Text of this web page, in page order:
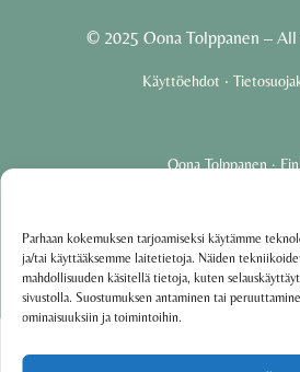
Parhaan kokemuksen tarjoamiseksi käytämme
ja/tai käyttääksemme laitetietoja. Näiden
mahdollisuuden käsitellä tietoja, kuten
sivustolla. Suostumuksen antaminen tai
ominaisuuksiin ja toimintoihin.
© 2025 Oona Tolppanen –
Käyttöehdot ·
Oona Tolppanen ·